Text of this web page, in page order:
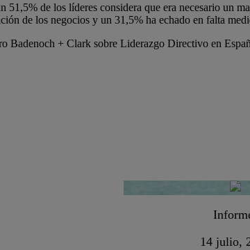
51,5% de los líderes considera que era necesario
de los negocios y un 31,5% ha echado en falta
Badenoch + Clark sobre Liderazgo Directivo en
14 julio,